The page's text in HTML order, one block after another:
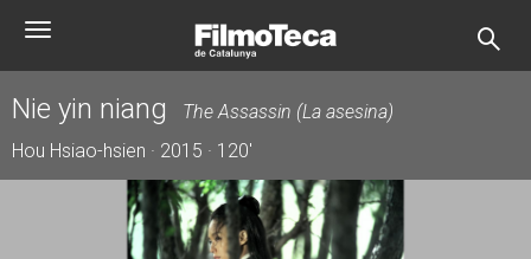
Toggle
Nie yin niang
The Assassin (La asesina)
Hou Hsiao-hsien · 2015 · 120'